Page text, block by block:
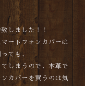
しました！！
ートフォンカバーは
ても、
しまうので、本革で
カバーを買うのは気